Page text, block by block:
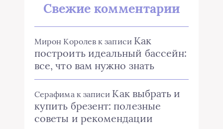
Свежие комментарии
Мирон Королев к записи Как
построить идеальный бассейн:
все, что вам нужно знать
Серафимак записи Как выбрать и
купить брезент: полезные
советы и рекомендации